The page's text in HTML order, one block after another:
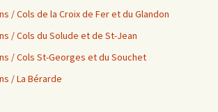
/ Cols de la Croix de Fer et du Glandon
/ Cols du Solude et de St-Jean
/ Cols St-Georges et du Souchet
/ La Bérarde